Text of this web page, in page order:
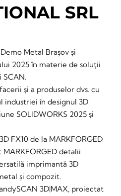
SRL
Metal Brașov și
2025 în materie de soluții
SCAN.
și a produselor dvs. cu
industriei în designul 3D
SOLIDWORKS 2025 și
FX10 de la MARKFORGED
detalii
imprimantă 3D
și compozit.
3D|MAX, proiectat